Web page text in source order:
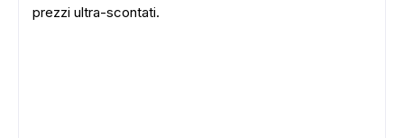
prezzi ultra-scontati.